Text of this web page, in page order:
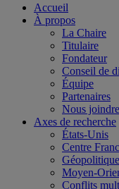
Accueil
À propos
La Chaire
Titulaire
Fondateur
Conseil de
Équipe
Partenaires
Nous joindre
Axes de recherche
États-Unis
Centre
Géopolitique
Moyen-
Conflits